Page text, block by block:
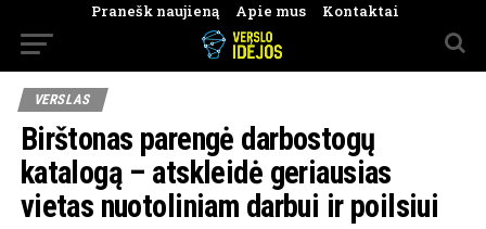
Pranešk naujieną Apie mus Kontaktai
VERSLAS
Birštonas parengė darbostogų
katalogą – atskleidė geriausias
vietas nuotoliniam darbui ir poilsiui